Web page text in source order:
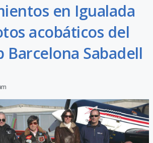
en Igualada
acobáticos del
Barcelona Sabadell